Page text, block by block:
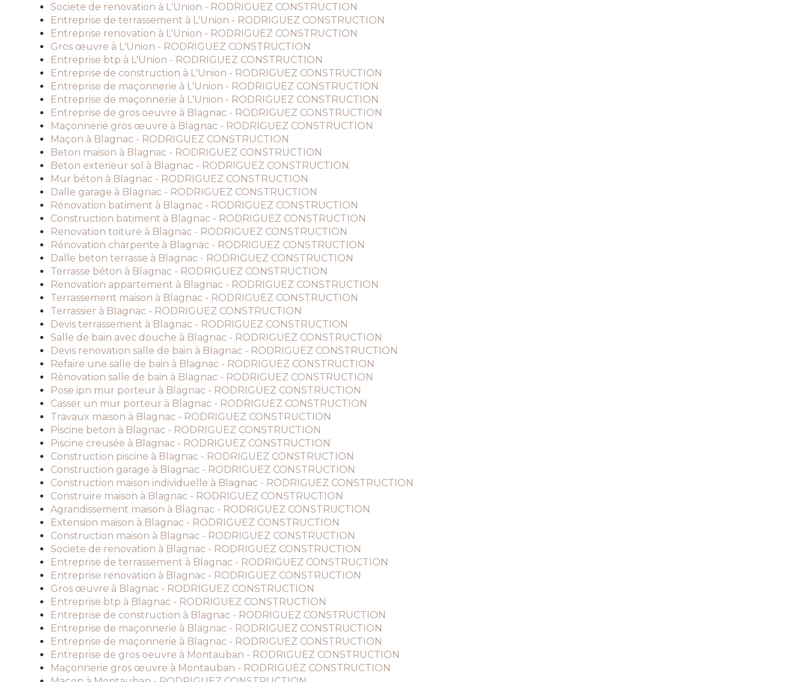
Societe de renovation à L'Union - RODRIGUEZ CONSTRUCTION
Entreprise de terrassement à L'Union - RODRIGUEZ CONSTRUCTION
Entreprise renovation à L'Union - RODRIGUEZ CONSTRUCTION
Gros œuvre à L'Union - RODRIGUEZ CONSTRUCTION
Entreprise btp à L'Union - RODRIGUEZ CONSTRUCTION
Entreprise de construction à L'Union - RODRIGUEZ CONSTRUCTION
Entreprise de maçonnerie à L'Union - RODRIGUEZ CONSTRUCTION
Entreprise de maçonnerie à L'Union - RODRIGUEZ CONSTRUCTION
Entreprise de gros oeuvre à Blagnac - RODRIGUEZ CONSTRUCTION
Maçonnerie gros œuvre à Blagnac - RODRIGUEZ CONSTRUCTION
Maçon à Blagnac - RODRIGUEZ CONSTRUCTION
Beton maison à Blagnac - RODRIGUEZ CONSTRUCTION
Beton exterieur sol à Blagnac - RODRIGUEZ CONSTRUCTION
Mur béton à Blagnac - RODRIGUEZ CONSTRUCTION
Dalle garage à Blagnac - RODRIGUEZ CONSTRUCTION
Rénovation batiment à Blagnac - RODRIGUEZ CONSTRUCTION
Construction batiment à Blagnac - RODRIGUEZ CONSTRUCTION
Renovation toiture à Blagnac - RODRIGUEZ CONSTRUCTION
Rénovation charpente à Blagnac - RODRIGUEZ CONSTRUCTION
Dalle beton terrasse à Blagnac - RODRIGUEZ CONSTRUCTION
Terrasse béton à Blagnac - RODRIGUEZ CONSTRUCTION
Renovation appartement à Blagnac - RODRIGUEZ CONSTRUCTION
Terrassement maison à Blagnac - RODRIGUEZ CONSTRUCTION
Terrassier à Blagnac - RODRIGUEZ CONSTRUCTION
Devis terrassement à Blagnac - RODRIGUEZ CONSTRUCTION
Salle de bain avec douche à Blagnac - RODRIGUEZ CONSTRUCTION
Devis renovation salle de bain à Blagnac - RODRIGUEZ CONSTRUCTION
Refaire une salle de bain à Blagnac - RODRIGUEZ CONSTRUCTION
Rénovation salle de bain à Blagnac - RODRIGUEZ CONSTRUCTION
Pose ipn mur porteur à Blagnac - RODRIGUEZ CONSTRUCTION
Casser un mur porteur à Blagnac - RODRIGUEZ CONSTRUCTION
Travaux maison à Blagnac - RODRIGUEZ CONSTRUCTION
Piscine beton à Blagnac - RODRIGUEZ CONSTRUCTION
Piscine creusée à Blagnac - RODRIGUEZ CONSTRUCTION
Construction piscine à Blagnac - RODRIGUEZ CONSTRUCTION
Construction garage à Blagnac - RODRIGUEZ CONSTRUCTION
Construction maison individuelle à Blagnac - RODRIGUEZ CONSTRUCTION
Construire maison à Blagnac - RODRIGUEZ CONSTRUCTION
Agrandissement maison à Blagnac - RODRIGUEZ CONSTRUCTION
Extension maison à Blagnac - RODRIGUEZ CONSTRUCTION
Construction maison à Blagnac - RODRIGUEZ CONSTRUCTION
Societe de renovation à Blagnac - RODRIGUEZ CONSTRUCTION
Entreprise de terrassement à Blagnac - RODRIGUEZ CONSTRUCTION
Entreprise renovation à Blagnac - RODRIGUEZ CONSTRUCTION
Gros œuvre à Blagnac - RODRIGUEZ CONSTRUCTION
Entreprise btp à Blagnac - RODRIGUEZ CONSTRUCTION
Entreprise de construction à Blagnac - RODRIGUEZ CONSTRUCTION
Entreprise de maçonnerie à Blagnac - RODRIGUEZ CONSTRUCTION
Entreprise de maçonnerie à Blagnac - RODRIGUEZ CONSTRUCTION
Entreprise de gros oeuvre à Montauban - RODRIGUEZ CONSTRUCTION
Maçonnerie gros œuvre à Montauban - RODRIGUEZ CONSTRUCTION